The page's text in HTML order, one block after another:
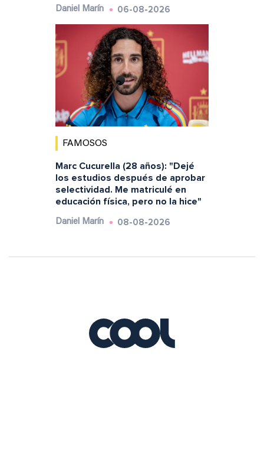
Daniel Marín 06-08-2026
FAMOSOS
Marc Cucurella (28 años): "Dejé
los estudios después de aprobar
selectividad. Me matriculé en
educación física, pero no la hice"
Daniel Marín 08-08-2026